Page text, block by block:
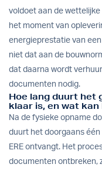
voldoet aan de
het moment van
energieprestatie van
niet dat aan de
dat daarna wordt
documenten nodig.
Hoe lang duurt het
klaar is, en wat
Na de fysieke opname
duurt het doorgaans
ERE ontvangt. Het
documenten ontbreken,